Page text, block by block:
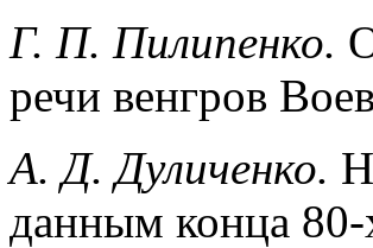
Г. П. Пилипенко.
речи венгров
А. Д. Дуличенко.
данным конца